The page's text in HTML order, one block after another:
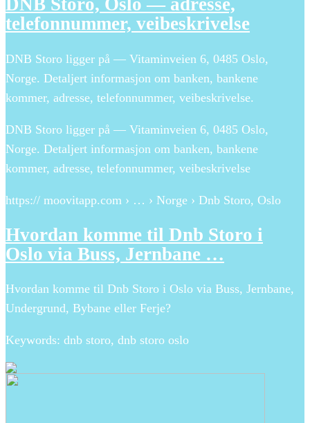
DNB Storo, Oslo — adresse,
telefonnummer, veibeskrivelse
DNB Storo ligger på — Vitaminveien 6, 0485 Oslo,
Norge. Detaljert informasjon om banken, bankene
kommer, adresse, telefonnummer, veibeskrivelse.
DNB Storo ligger på — Vitaminveien 6, 0485 Oslo,
Norge. Detaljert informasjon om banken, bankene
kommer, adresse, telefonnummer, veibeskrivelse
https:// moovitapp.com › … › Norge › Dnb Storo, Oslo
Hvordan komme til Dnb Storo i
Oslo via Buss, Jernbane …
Hvordan komme til Dnb Storo i Oslo via Buss, Jernbane,
Undergrund, Bybane eller Ferje?
Keywords: dnb storo, dnb storo oslo